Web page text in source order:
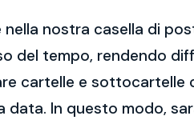
nella nostra casella di
del tempo, rendendo
cartelle e sottocartelle
In questo modo,